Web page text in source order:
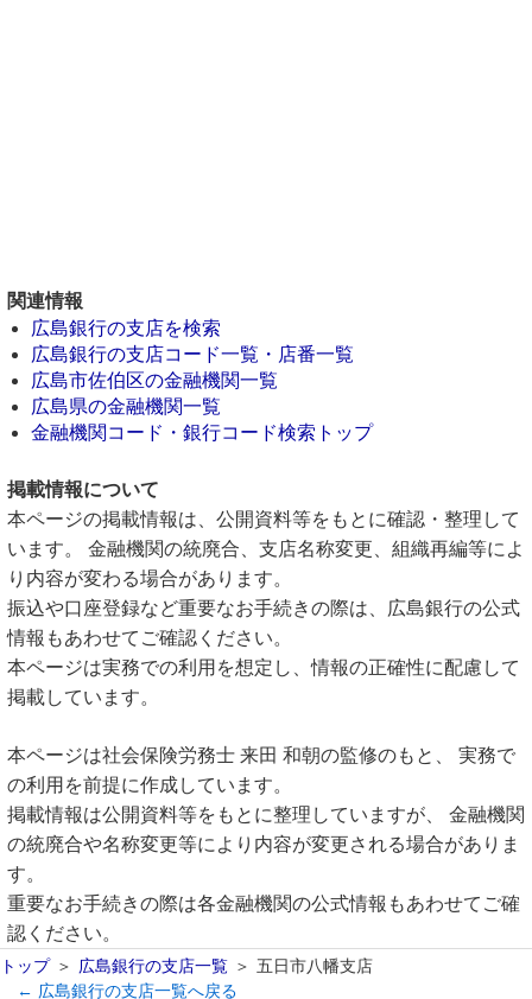
関連情報
広島銀行の支店を検索
広島銀行の支店コード一覧・店番一覧
広島市佐伯区の金融機関一覧
広島県の金融機関一覧
金融機関コード・銀行コード検索トップ
掲載情報について
本ページの掲載情報は、公開資料等をもとに確認・整理して
います。 金融機関の統廃合、支店名称変更、組織再編等によ
り内容が変わる場合があります。
振込や口座登録など重要なお手続きの際は、広島銀行の公式
情報もあわせてご確認ください。
本ページは実務での利用を想定し、情報の正確性に配慮して
掲載しています。
本ページは社会保険労務士 来田 和朝の監修のもと、 実務で
の利用を前提に作成しています。
掲載情報は公開資料等をもとに整理していますが、 金融機関
の統廃合や名称変更等により内容が変更される場合がありま
す。
重要なお手続きの際は各金融機関の公式情報もあわせてご確
認ください。
トップ 広島銀行の支店一覧
五日市八幡支店
← 広島銀行の支店一覧へ戻る